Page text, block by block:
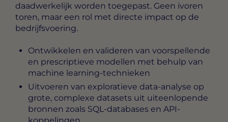
daadwerkelijk worden toegepast. Geen ivoren
toren, maar een rol met directe impact op de
bedrijfsvoering.
Ontwikkelen en valideren van voorspellende
en prescriptieve modellen met behulp van
machine learning-technieken
Uitvoeren van exploratieve data-analyse op
grote, complexe datasets uit uiteenlopende
bronnen zoals SQL-databases en API-